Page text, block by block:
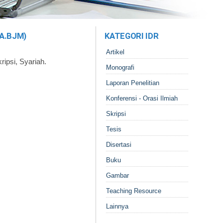
Syariah.
KATEGORI IDR
Artikel
Monografi
Laporan Penelitian
Konferensi - Orasi Ilmiah
Skripsi
Tesis
Disertasi
Buku
Gambar
Teaching Resource
Lainnya